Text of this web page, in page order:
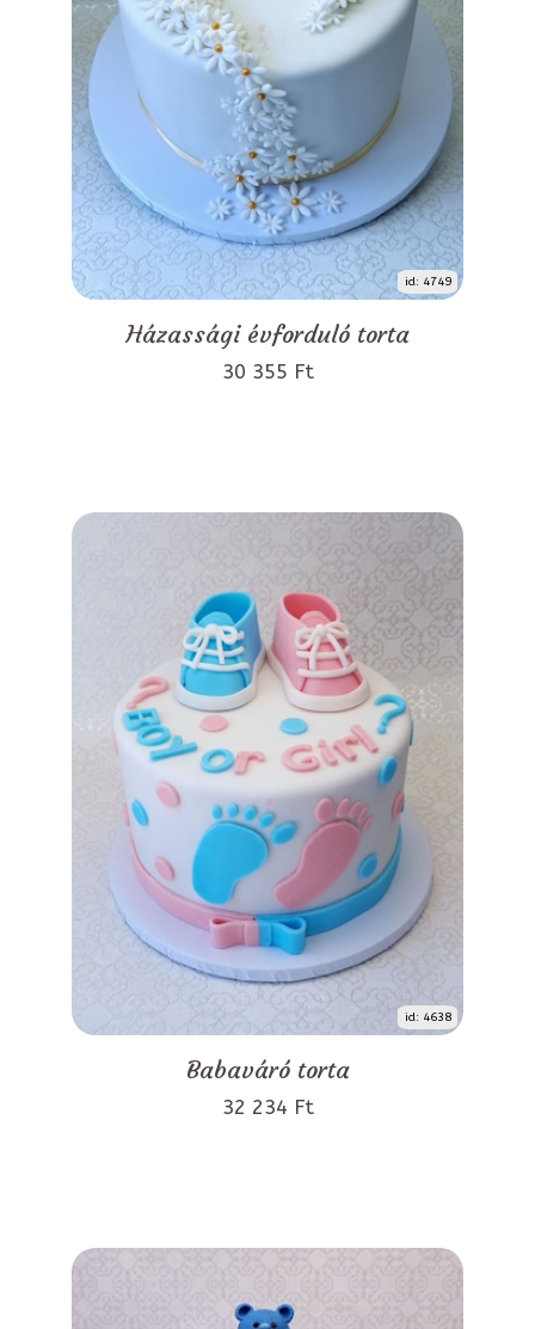
id: 4749
Házassági évforduló torta
30 355 Ft
id: 4638
Babaváró torta
32 234 Ft